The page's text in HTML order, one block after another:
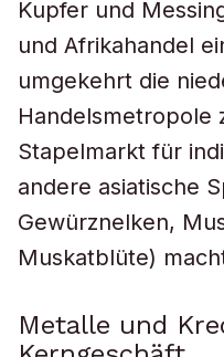
Kupfer und
und Afrikahandel
umgekehrt die
Handelsmetropole
Stapelmarkt für
andere asiatische
Gewürznelken,
Muskatblüte)
Metalle und